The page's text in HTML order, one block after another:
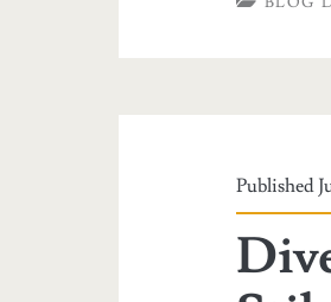
Published